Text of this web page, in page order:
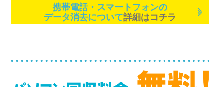
携帯電話・スマートフォンの
データ消去について詳細はコチラ